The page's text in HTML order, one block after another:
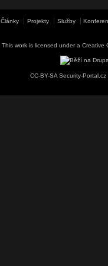
Články Projekty Služby
This work is licensed under a Creative
CC-BY-SA Security-